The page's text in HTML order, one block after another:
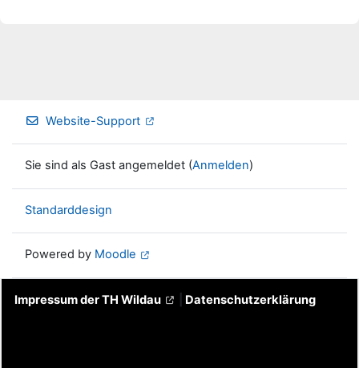
Website-Support
Sie sind als Gast angemeldet (Anmelden)
Standarddesign
Powered by Moodle
Impressum der TH Wildau Datenschutzerklärung